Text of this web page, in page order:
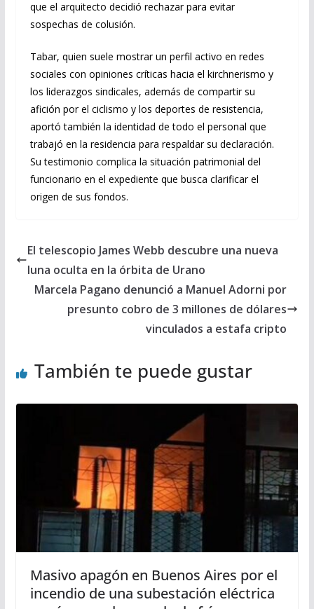
que el arquitecto decidió rechazar para evitar
sospechas de colusión.
Tabar, quien suele mostrar un perfil activo en redes
sociales con opiniones críticas hacia el kirchnerismo y
los liderazgos sindicales, además de compartir su
afición por el ciclismo y los deportes de resistencia,
aportó también la identidad de todo el personal que
trabajó en la residencia para respaldar su declaración.
Su testimonio complica la situación patrimonial del
funcionario en el expediente que busca clarificar el
origen de sus fondos.
El telescopio James Webb descubre una nueva
luna oculta en la órbita de Urano
Marcela Pagano denunció a Manuel Adorni por
presunto cobro de 3 millones de dólares
vinculados a estafa cripto
También te puede gustar
Masivo apagón en Buenos Aires por el
incendio de una subestación eléctrica